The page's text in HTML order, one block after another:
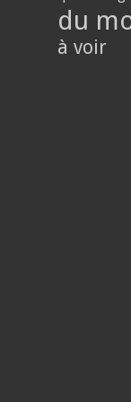
du
à voir